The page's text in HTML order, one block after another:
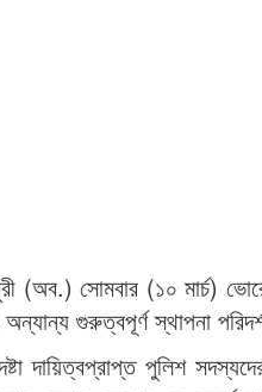
(অব.) সোমবার (১০ মার্চ)
অন্যান্য গুরুত্বপূর্ণ স্থাপনা
দায়িত্বপ্রাপ্ত পুলিশ